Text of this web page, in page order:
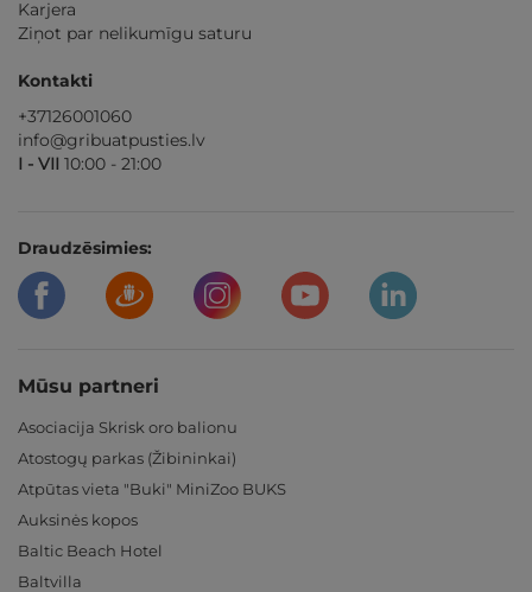
Karjera
Ziņot par nelikumīgu saturu
Kontakti
+37126001060
info@gribuatpusties.lv
I - VII 10:00 - 21:00
Draudzēsimies:
Mūsu partneri
Asociacija Skrisk oro balionu
Atostogų parkas (Žibininkai)
Atpūtas vieta "Buki" MiniZoo BUKS
Auksinės kopos
Baltic Beach Hotel
Baltvilla